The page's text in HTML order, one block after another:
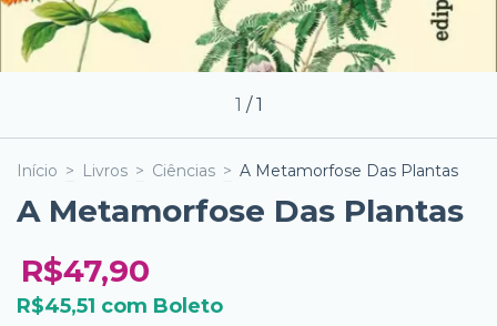
1 /1
Início > Livros > Ciências > A Metamorfose Das Plantas
A Metamorfose Das Plantas
R$47,90
R$45,51 com Boleto